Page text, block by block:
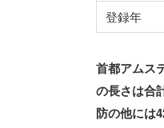
登録年
首都アムス
の長さは合
防の他には